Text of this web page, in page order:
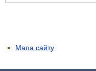
Мапа сайту